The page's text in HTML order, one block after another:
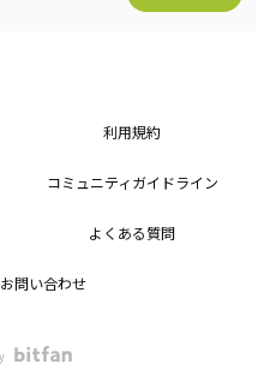
会員限定です
利用規約
コミュニティガイドライン
よくある質問
問い合わせ